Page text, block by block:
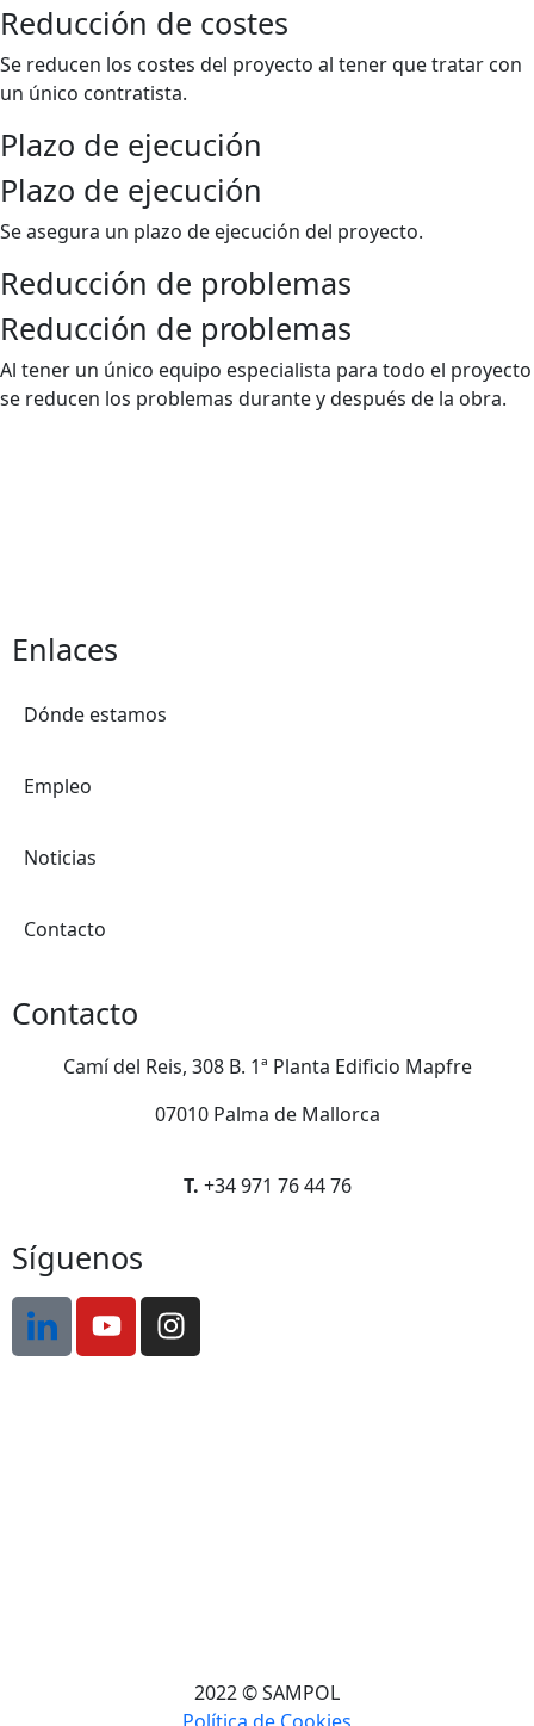
Reducción de costes
Se reducen los costes del proyecto al tener que tratar con
un único contratista.
Plazo de ejecución
Plazo de ejecución
Se asegura un plazo de ejecución del proyecto.
Reducción de problemas
Reducción de problemas
Al tener un único equipo especialista para todo el proyecto
se reducen los problemas durante y después de la obra.
Enlaces
Dónde estamos
Empleo
Noticias
Contacto
Contacto
Camí del Reis, 308 B. 1ª Planta Edificio Mapfre
07010 Palma de Mallorca
T. +34 971 76 44 76
Síguenos
2022 © SAMPOL
Política de Cookies